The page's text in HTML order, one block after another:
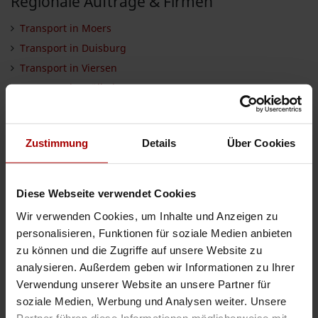
Zustimmung Details Über Cookies
Diese Webseite verwendet Cookies
Wir verwenden Cookies, um Inhalte und Anzeigen zu
personalisieren, Funktionen für soziale Medien anbieten
zu können und die Zugriffe auf unsere Website zu
analysieren. Außerdem geben wir Informationen zu Ihrer
Verwendung unserer Website an unsere Partner für
soziale Medien, Werbung und Analysen weiter. Unsere
Transport in Moers
Transport in Duisburg
Transport in Viersen
Transport in Mülheim
Transport in Düsseldorf
Transport in Mönchengladbach
Transport in Oberhausen
Transport in Mettmann
Transport in Bottrop
Transport in Wesel
Transport in Velbert
Transport in Nordrhein-Westfalen
Aufträge & Firmen in Krefeld